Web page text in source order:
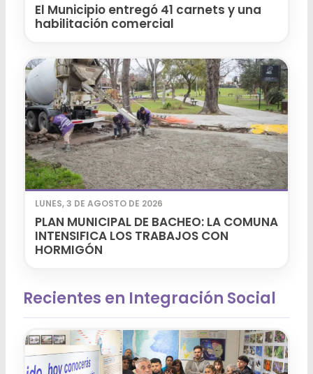
El Municipio entregó 41 carnets y una
habilitación comercial
LUNES, 3 DE AGOSTO DE 2026
PLAN MUNICIPAL DE BACHEO: LA COMUNA
INTENSIFICA LOS TRABAJOS CON
HORMIGÓN
Recientes en Integración Social